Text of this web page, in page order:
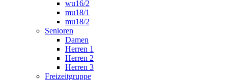
wu16/2
mu18/1
mu18/2
Senioren
Damen
Herren 1
Herren 2
Herren 3
Freizeitgruppe